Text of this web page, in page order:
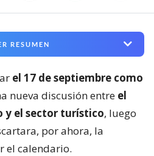
RESUMEN
el 17 de septiembre como
nueva discusión entre el
y el sector turístico, luego
por ahora, la
el calendario.